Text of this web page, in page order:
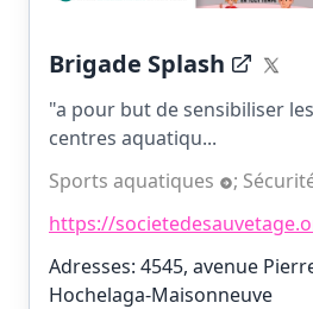
Brigade Splash
"a pour but de sensibiliser
centres aquatiqu...
Sports aquatiques
;
https://
Adresses: 4545, avenue
Hochelaga-Maisonneuve